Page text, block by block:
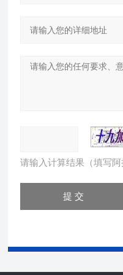
请输入计算结果（填写